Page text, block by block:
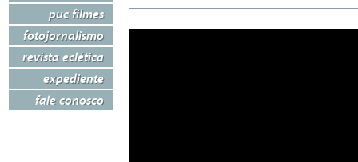
puc filmes
fotojornalismo
revista eclética
expediente
fale conosco